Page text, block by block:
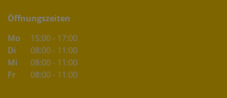
Öffnungszeiten
Mo
15:00 - 17:00
Di
08:00 - 11:00
Mi
08:00 - 11:00
Fr
08:00 - 11:00